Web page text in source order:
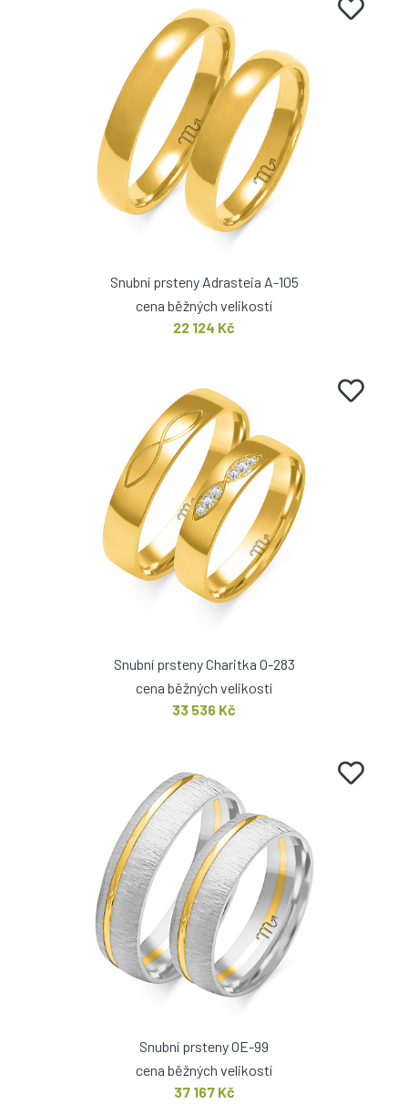
Snubní prsteny Adrasteia A-105
cena běžných velikostí
22 124 Kč
Snubní prsteny Charitka O-283
cena běžných velikostí
33 536 Kč
Snubní prsteny OE-99
cena běžných velikostí
37 167 Kč